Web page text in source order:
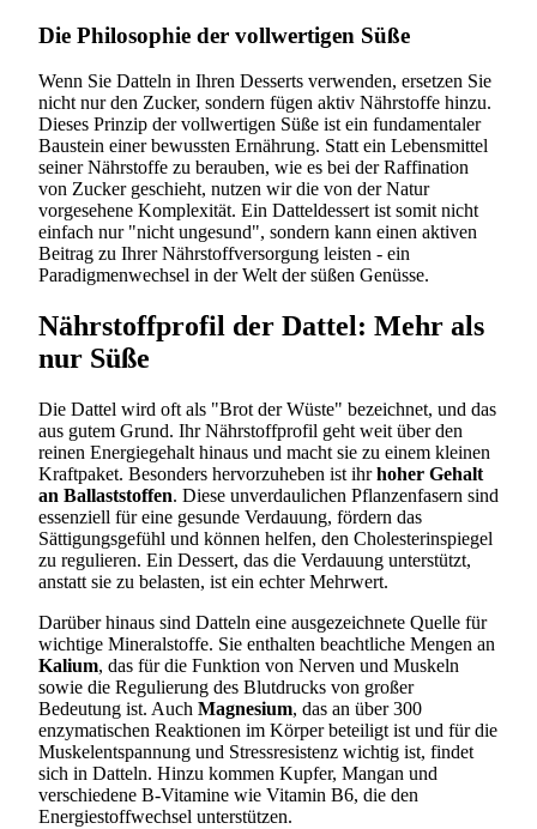
Die Philosophie der vollwertigen Süße
Wenn Sie Datteln in Ihren Desserts verwenden, ersetzen Sie
nicht nur den Zucker, sondern fügen aktiv Nährstoffe hinzu.
Dieses Prinzip der vollwertigen Süße ist ein fundamentaler
Baustein einer bewussten Ernährung. Statt ein Lebensmittel
seiner Nährstoffe zu berauben, wie es bei der Raffination
von Zucker geschieht, nutzen wir die von der Natur
vorgesehene Komplexität. Ein Datteldessert ist somit nicht
einfach nur "nicht ungesund", sondern kann einen aktiven
Beitrag zu Ihrer Nährstoffversorgung leisten - ein
Paradigmenwechsel in der Welt der süßen Genüsse.
Nährstoffprofil der Dattel: Mehr als
nur Süße
Die Dattel wird oft als "Brot der Wüste" bezeichnet, und das
aus gutem Grund. Ihr Nährstoffprofil geht weit über den
reinen Energiegehalt hinaus und macht sie zu einem kleinen
Kraftpaket. Besonders hervorzuheben ist ihrhoher Gehalt
an Ballaststoffen. Diese unverdaulichen Pflanzenfasern sind
essenziell für eine gesunde Verdauung, fördern das
Sättigungsgefühl und können helfen, den Cholesterinspiegel
zu regulieren. Ein Dessert, das die Verdauung unterstützt,
anstatt sie zu belasten, ist ein echter Mehrwert.
Darüber hinaus sind Datteln eine ausgezeichnete Quelle für
wichtige Mineralstoffe. Sie enthalten beachtliche Mengen an
Kalium, das für die Funktion von Nerven und Muskeln
sowie die Regulierung des Blutdrucks von großer
Bedeutung ist. Auch Magnesium, das an über 300
enzymatischen Reaktionen im Körper beteiligt ist und für die
Muskelentspannung und Stressresistenz wichtig ist, findet
sich in Datteln. Hinzu kommen Kupfer, Mangan und
verschiedene B-Vitamine wie Vitamin B6, die den
Energiestoffwechsel unterstützen.